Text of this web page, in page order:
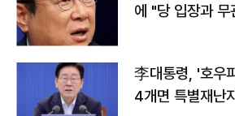
에 "당 입장과
李대통령, '호우
4개면 특별재난